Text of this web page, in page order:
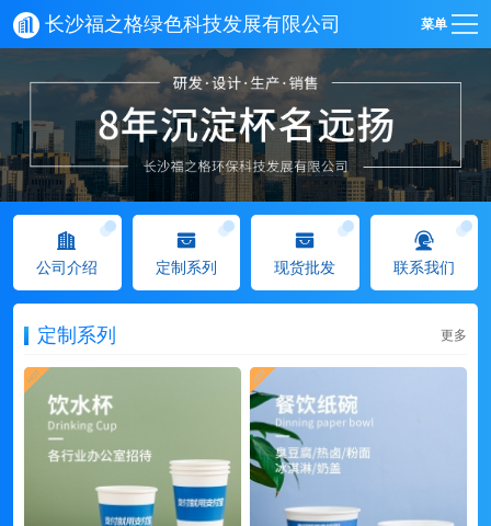
长沙福之格绿色科技发展有限公司 菜单
公司介绍 定制系列 现货批发 联系我们
定制系列 更多